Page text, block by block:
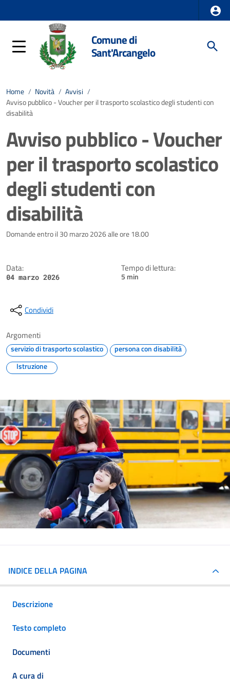
Comune di
Sant'Arcangelo
Home / Novità / Avvisi /
Avviso pubblico - Voucher per il trasporto scolastico degli studenti con
disabilità
Avviso pubblico - Voucher
per il trasporto scolastico
degli studenti con
disabilità
Dettagli della notizia
Domande entro il 30 marzo 2026 alle ore 18.00
Data:
04 marzo 2026
Tempo di lettura:
5 min
Condividi
Argomenti
servizio di trasporto scolastico
persona con disabilità
Istruzione
INDICE DELLA PAGINA
Descrizione
Testo completo
Documenti
A cura di